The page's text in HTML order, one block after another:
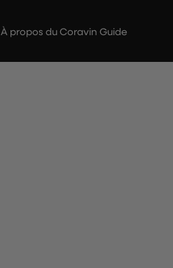
À propos du Coravin Guide